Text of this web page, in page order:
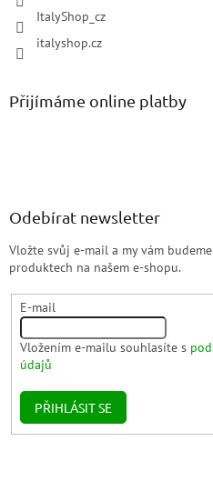
ItalyShop_cz
italyshop.cz
Přijímáme online platby
Odebírat newsletter
Vložte svůj e-mail a my vám
produktech na našem e-shopu.
E-mail
Vložením e-mailu souhlasíte s
údajů
PŘIHLÁSIT SE